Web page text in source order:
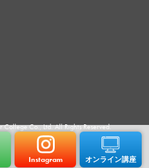
Instagram オンライン講座
Co., Ltd. All Rights Reserved.